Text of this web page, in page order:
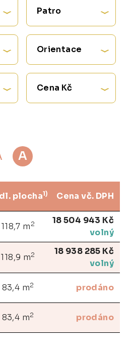
Patro
Orientace
Cena Kč
A
plocha1) Cena vč. DPH
118,7 m 2
18 504 943 Kč
volný
118,9 m2
18 938 285 Kč
volný
83,4 m2 prodáno
83,4 m2 prodáno